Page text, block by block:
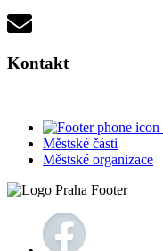
Kontakt
Městské části
Městské organizace